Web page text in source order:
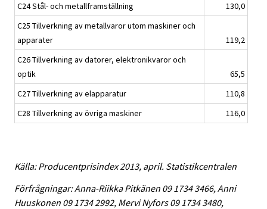
C24 Stål- och metallframställning
130,0
C25 Tillverkning av metallvaror utom maskiner och
apparater
119,2
C26 Tillverkning av datorer, elektronikvaror och
optik
65,5
C27 Tillverkning av elapparatur
110,8
C28 Tillverkning av övriga maskiner
116,0
Källa: Producentprisindex 2013, april. Statistikcentralen
Förfrågningar: Anna-Riikka Pitkänen 09 1734 3466, Anni
Huuskonen 09 1734 2992, Mervi Nyfors 09 1734 3480,